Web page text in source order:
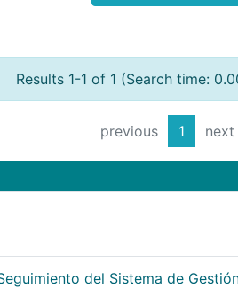
Results 1-1 of 1 (Search time:
previous 1 next
del Sistema de